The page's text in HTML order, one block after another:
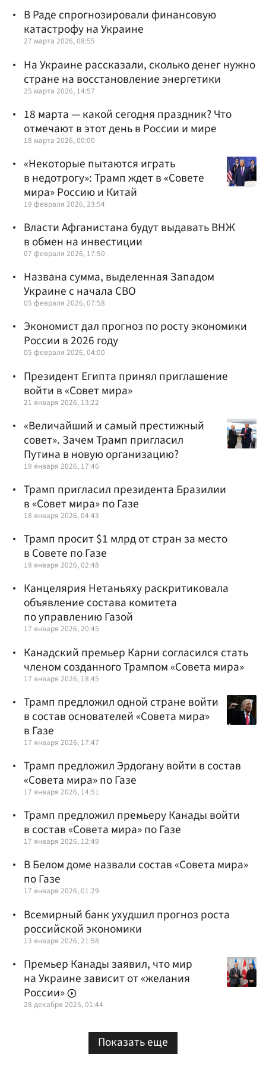
В Раде спрогнозировали финансовую
катастрофу на Украине
27 марта 2026, 08:55
На Украине рассказали, сколько денег нужно
стране на восстановление энергетики
25 марта 2026, 14:57
18 марта — какой сегодня праздник? Что
отмечают в этот день в России и мире
18 марта 2026, 00:00
«Некоторые пытаются играть
в недотрогу»: Трамп ждет в «Совете
мира» Россию и Китай
19 февраля 2026, 23:54
Власти Афганистана будут выдавать ВНЖ
в обмен на инвестиции
07 февраля 2026, 17:50
Названа сумма, выделенная Западом
Украине с начала СВО
05 февраля 2026, 07:58
Экономист дал прогноз по росту экономики
России в 2026 году
05 февраля 2026, 04:00
Президент Египта принял приглашение
войти в «Совет мира»
21 января 2026, 13:22
«Величайший и самый престижный
совет». Зачем Трамп пригласил
Путина в новую организацию?
19 января 2026, 17:46
Трамп пригласил президента Бразилии
в «Совет мира» по Газе
18 января 2026, 04:43
Трамп просит $1 млрд от стран за место
в Совете по Газе
18 января 2026, 02:48
Канцелярия Нетаньяху раскритиковала
объявление состава комитета
по управлению Газой
17 января 2026, 20:45
Канадский премьер Карни согласился стать
членом созданного Трампом «Совета мира»
17 января 2026, 18:45
Трамп предложил одной стране войти
в состав основателей «Совета мира»
в Газе
17 января 2026, 17:47
Трамп предложил Эрдогану войти в состав
«Совета мира» по Газе
17 января 2026, 14:51
Трамп предложил премьеру Канады войти
в состав «Совета мира» по Газе
17 января 2026, 12:49
В Белом доме назвали состав «Совета мира»
по Газе
17 января 2026, 01:29
Всемирный банк ухудшил прогноз роста
российской экономики
13 января 2026, 21:58
Премьер Канады заявил, что мир
на Украине зависит от «желания
России»
28 декабря 2025, 01:44
Показать еще